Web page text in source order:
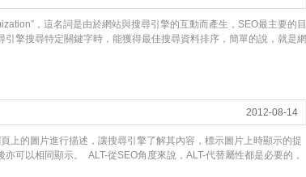
，這名詞是由於網站與搜尋引擎的互動而產生，SEO最主要的目
擎搜尋特定關鍵字時，能獲得最佳搜尋資料排序，簡單的說，就是網
2012-08-14
上的圖片進行描述，讓搜尋引擎了解其內容，標示圖片上時顯示的提
可以相同顯示。 ALT-從SEO角度來說，ALT-代替屬性都是必要的，